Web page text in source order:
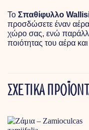
Το Σπαθίφυλλο
προσδώσετε έναν
χώρο σας, ενώ
ποιότητας του αέρα
ΣΧΕΤΙΚΑ